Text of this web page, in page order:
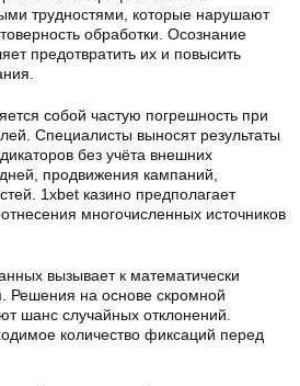
трудностями, которые нарушают
обработки. Осознание
предотвратить их и повысить
собой частую погрешность при
Специалисты выносят результаты
без учёта внешних
продвижения кампаний,
1xbet казино предполагает
многочисленных источников
вызывает к математически
Решения на основе скромной
шанс случайных отклонений.
количество фиксаций перед